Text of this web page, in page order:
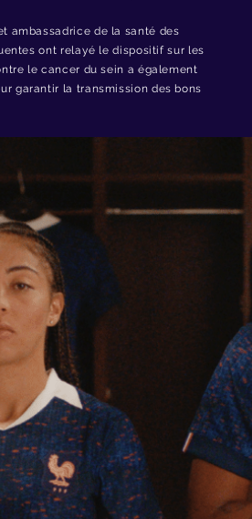
ambassadrice de la santé des
ont relayé le dispositif sur les
le cancer du sein a également
garantir la transmission des bons